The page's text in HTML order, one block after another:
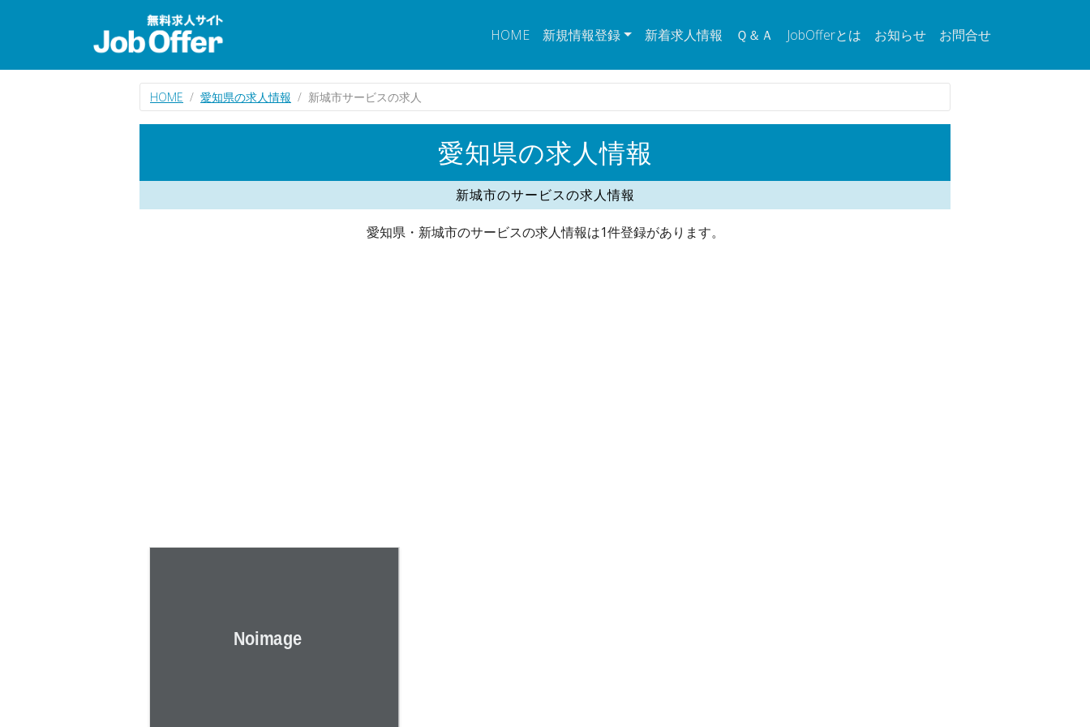
HOME 新規情報登録 新着求人情報 Ｑ＆Ａ JobOfferとは お知らせ お問合せ
HOME 愛知県の求人情報 新城市サービスの求人
愛知県の求人情報
新城市のサービスの求人情報
愛知県・新城市のサービスの求人情報は1件登録があります。